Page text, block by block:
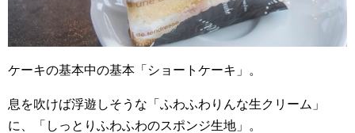
ケーキの基本中の基本「ショートケーキ」。
息を吹けば浮遊しそうな「ふわふわりんな生クリーム」
に、「しっとりふわふわのスポンジ生地」。